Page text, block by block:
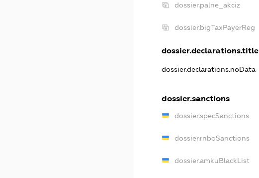
dossier.palne_akciz
dossier.bigTaxPayerReg
dossier.declarations.title
dossier.declarations.noData
dossier.sanctions
dossier.specSanctions
dossier.rnboSanctions
dossier.amkuBlackList